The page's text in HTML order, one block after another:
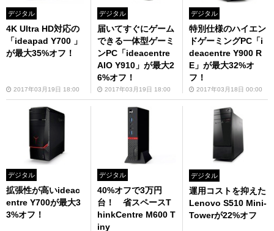
デジタル
4K Ultra HD対応の
「ideapad Y700 」
が最大35%オフ！
2017年03月19日 18:00
デジタル
届いてすぐにゲーム
できる一体型ゲーミ
ンPC「ideacentre
AIO Y910」が最大2
6%オフ！
2017年03月19日 18:00
デジタル
特別仕様のハイエン
ドゲーミングPC「i
deacentre Y900 R
E」が最大32%オ
フ！
2017年03月18日 00:00
デジタル
拡張性が高いideac
entre Y700が最大3
3%オフ！
デジタル
40%オフで3万円
台！ 省スペースT
hinkCentre M600 T
iny
デジタル
運用コストを抑えた
Lenovo S510 Mini-
Towerが22%オフ